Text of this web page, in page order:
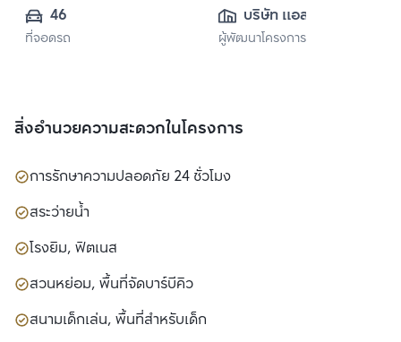
46
ที่จอดรถ
บริษัท แอสเซทไวส์
จำกัด (มหาชน)
ผู้พัฒนาโครงการ
สิ่งอำนวยความสะดวกในโครงการ
การรักษาความปลอดภัย 24 ชั่วโมง
สระว่ายน้ำ
โรงยิม, ฟิตเนส
สวนหย่อม, พื้นที่จัดบาร์บีคิว
สนามเด็กเล่น, พื้นที่สำหรับเด็ก